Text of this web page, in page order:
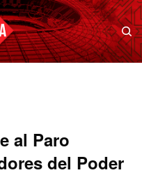
al Paro
del Poder